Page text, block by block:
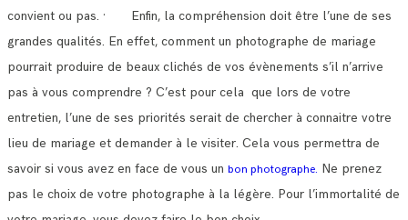
convient ou pas. · Enfin, la compréhension doit être l’une de ses
grandes qualités. En effet, comment un photographe de mariage
pourrait produire de beaux clichés de vos évènements s’il n’arrive
pas à vous comprendre ? C’est pour cela que lors de votre
entretien, l’une de ses priorités serait de chercher à connaitre votre
lieu de mariage et demander à le visiter. Cela vous permettra de
savoir si vous avez en face de vous un bon photographe. Ne prenez
pas le choix de votre photographe à la légère. Pour l’immortalité de